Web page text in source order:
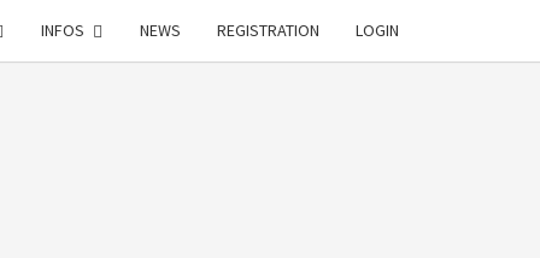
INFOS NEWS REGISTRATION LOGIN